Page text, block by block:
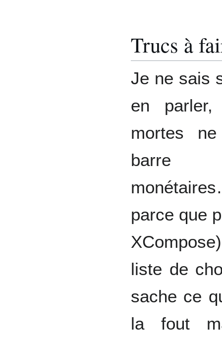
Trucs à
Je ne sais
en parler,
mortes
barre
parce que
liste de
sache ce
la fout